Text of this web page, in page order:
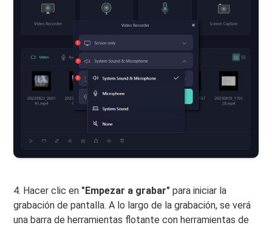
4. Hacer clic en "Empezar a grabar" para iniciar la
grabación de pantalla. A lo largo de la grabación, se verá
una barra de herramientas flotante con herramientas de